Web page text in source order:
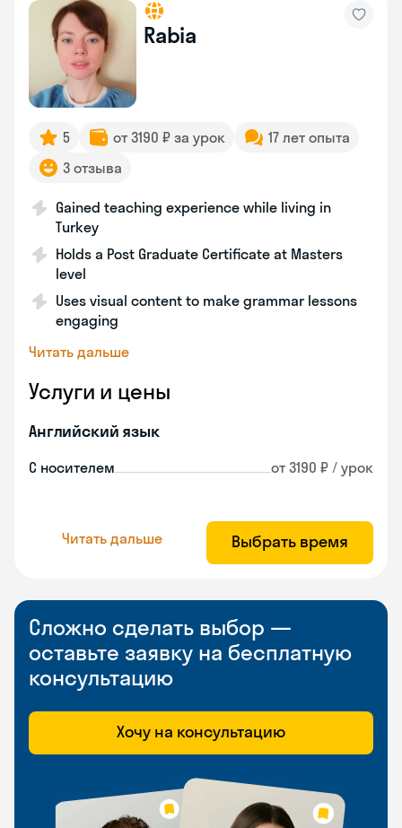
Rabia
5 от 3190 ₽ за урок
17 лет опыта
3 отзыва
Gained teaching experience while living in
Turkey
Holds a Post Graduate Certificate at Masters
level
Uses visual content to make grammar lessons
engaging
Читать дальше
Услуги и цены
Английский язык
С носителем от 3190 ₽ / урок
Читать дальше Выбрать время
Сложно сделать выбор —
оставьте заявку на бесплатную
консультацию
Хочу на консультацию